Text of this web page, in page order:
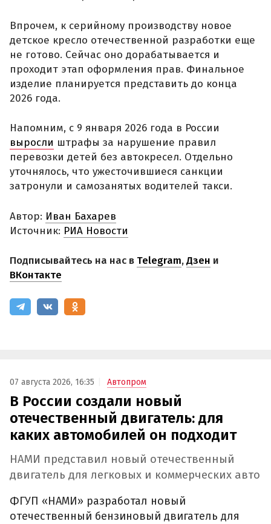
Впрочем, к серийному производству новое
детское кресло отечественной разработки еще
не готово. Сейчас оно дорабатывается и
проходит этап оформления прав. Финальное
изделие планируется представить до конца
2026 года.
Напомним, с 9 января 2026 года в России
выросли штрафы за нарушение правил
перевозки детей без автокресел. Отдельно
уточнялось, что ужесточившиеся санкции
затронули и самозанятых водителей такси.
Автор: Иван Бахарев
Источник: РИА Новости
Подписывайтесь на нас в Telegram,Дзен и
ВКонтакте
07 августа 2026, 16:35 Автопром
В России создали новый
отечественный двигатель: для
каких автомобилей он подходит
НАМИ представил новый отечественный
двигатель для легковых и коммерческих авто
ФГУП «НАМИ» разработал новый
отечественный бензиновый двигатель для